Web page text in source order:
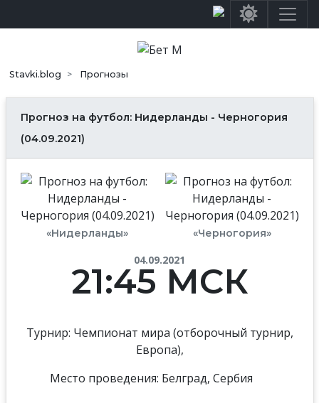
Stavki.blog Прогнозы
Прогноз на футбол: Нидерланды - Черногория
(04.09.2021)
«Нидерланды»
04.09.2021
21:45 МСК
Турнир: Чемпионат мира (отборочный турнир,
Европа),
Место проведения: Белград, Сербия
«Черногория»